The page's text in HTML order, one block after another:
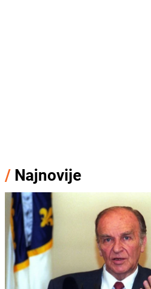
/ Najnovije